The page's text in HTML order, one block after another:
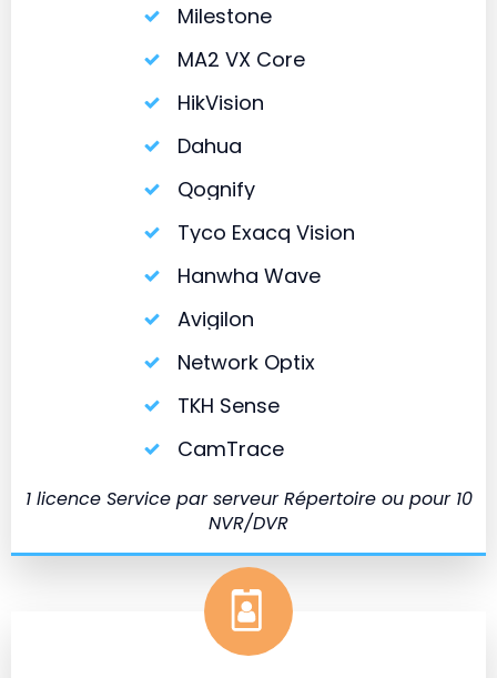
Milestone
MA2 VX Core
HikVision
Dahua
Qognify
Tyco Exacq Vision
Hanwha Wave
Avigilon
Network Optix
TKH Sense
CamTrace
1 licence Service par serveur Répertoire ou pour 10
NVR/DVR